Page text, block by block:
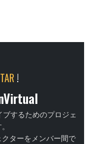
!
するためのプロジェ
ターをメンバー間で